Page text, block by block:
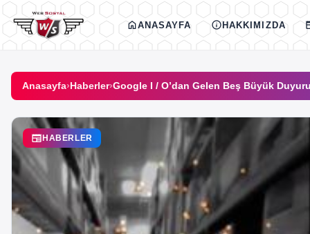
İçeriğe geç
homeANASAYFA infoHAKKIMIZDA
Anasayfa›Haberler›Google I / O’dan Gelen Beş Büyük Duyuru
newspaper HABERLER